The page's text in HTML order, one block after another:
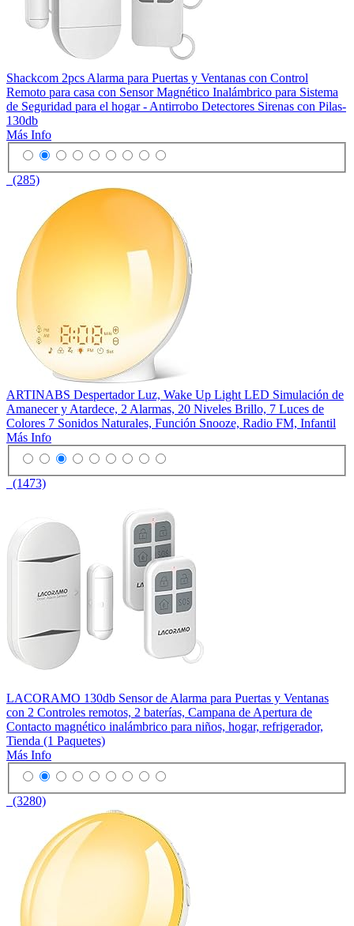
Shackcom 2pcs Alarma para Puertas y Ventanas con Control
Remoto para casa con Sensor Magnético Inalámbrico para Sistema
de Seguridad para el hogar - Antirrobo Detectores Sirenas con Pilas-
130db
Más Info
(285)
ARTINABS Despertador Luz, Wake Up Light LED Simulación de
Amanecer y Atardece, 2 Alarmas, 20 Niveles Brillo, 7 Luces de
Colores 7 Sonidos Naturales, Función Snooze, Radio FM, Infantil
Más Info
(1473)
LACORAMO 130db Sensor de Alarma para Puertas y Ventanas
con 2 Controles remotos, 2 baterías, Campana de Apertura de
Contacto magnético inalámbrico para niños, hogar, refrigerador,
Tienda (1 Paquetes)
Más Info
(3280)